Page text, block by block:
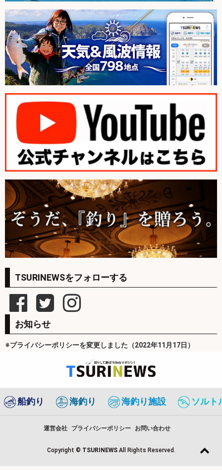
TSURINEWSをフォローする
お知らせ
※プライバシーポリシーを変更しました（2022年11月17日）
船釣り 海釣り 海釣り施設 ソルト
運営会社 プライバシーポリシー お問い合わせ
Copyright © TSURINEWS All Rights Reserved.